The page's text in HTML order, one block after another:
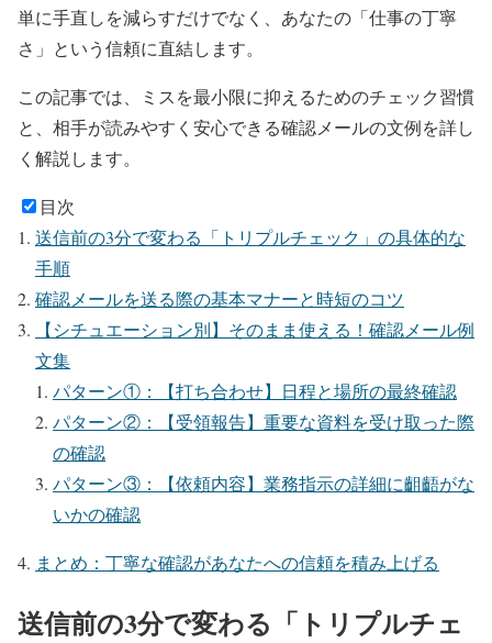
単に手直しを減らすだけでなく、あなたの「仕事の丁寧
さ」という信頼に直結します。
この記事では、ミスを最小限に抑えるためのチェック習慣
と、相手が読みやすく安心できる確認メールの文例を詳し
く解説します。
目次
送信前の3分で変わる「トリプルチェック」の具体的な
手順
確認メールを送る際の基本マナーと時短のコツ
【シチュエーション別】そのまま使える！確認メール例
文集
パターン①：【打ち合わせ】日程と場所の最終確認
パターン②：【受領報告】重要な資料を受け取った際
の確認
パターン③：【依頼内容】業務指示の詳細に齟齬がな
いかの確認
まとめ：丁寧な確認があなたへの信頼を積み上げる
送信前の3分で変わる「トリプルチェ